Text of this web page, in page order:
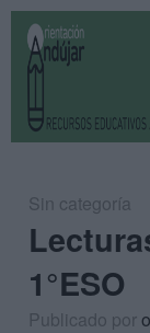
Sin categoría
1°ESO
Publicado por